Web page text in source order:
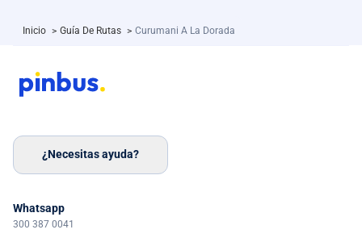
Inicio > Guía De Rutas > Curumani A La Dorada
¿Necesitas ayuda?
Whatsapp
300 387 0041